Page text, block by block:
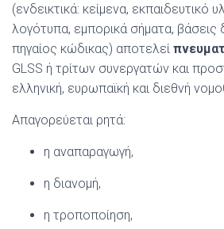
(ενδεικτικά: κείμενα, εκπαιδευτικό
λογότυπα, εμπορικά σήματα, βάσεις
πηγαίος κώδικας) αποτελεί
GLSS ή τρίτων συνεργατών και
ελληνική, ευρωπαϊκή και διεθνή
Απαγορεύεται ρητά:
η αναπαραγωγή,
η διανομή,
η τροποποίηση,